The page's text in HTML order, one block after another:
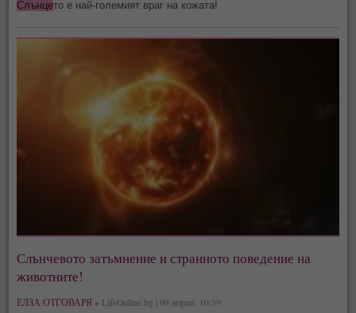
Слънцето е най-големият враг на кожата!
Слънчевото затъмнение и странното поведение на
животните!
ЕЛЗА ОТГОВАРЯ » LifeOnline.bg | 09 април, 10:39